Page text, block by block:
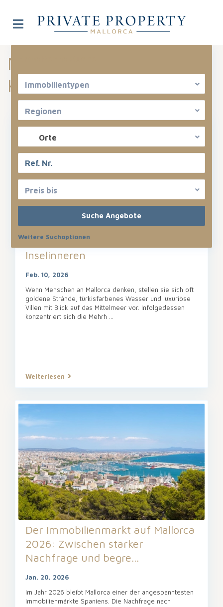
Immobilientypen
Regionen
Orte
Preis bis
Weitere Suchoptionen
Neues aus der
Kategorie:
Die verborgene Schönheit des
Inselinneren
Feb. 10, 2026
Wenn Menschen an Mallorca denken, stellen sie sich oft
goldene Strände, türkisfarbenes Wasser und luxuriöse
Villen mit Blick auf das Mittelmeer vor. Infolgedessen
konzentriert sich die Mehrh
Weiterlesen
Der Immobilienmarkt auf Mallorca
2026: Zwischen starker
Nachfrage und begre...
Jan. 20, 2026
Im Jahr 2026 bleibt Mallorca einer der angespanntesten
Immobilienmärkte Spaniens. Die Nachfrage nach